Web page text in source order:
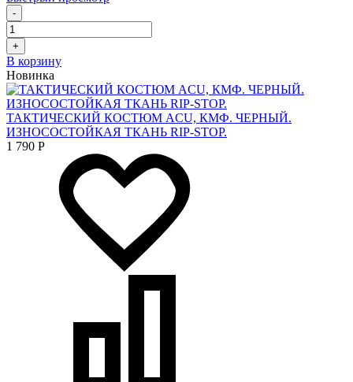
-
+
В корзину
Новинка
ТАКТИЧЕСКИЙ КОСТЮМ ACU, КМФ. ЧЕРНЫЙ.
ИЗНОСОСТОЙКАЯ ТКАНЬ RIP-STOP.
1 790 Р